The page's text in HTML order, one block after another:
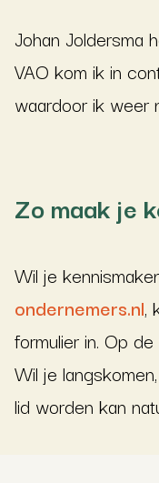
Johan Joldersma
VAO kom ik in
waardoor ik weer
Zo maak je
Wil je
ondernemers.nl,
formulier in. Op
Wil je
lid worden kan